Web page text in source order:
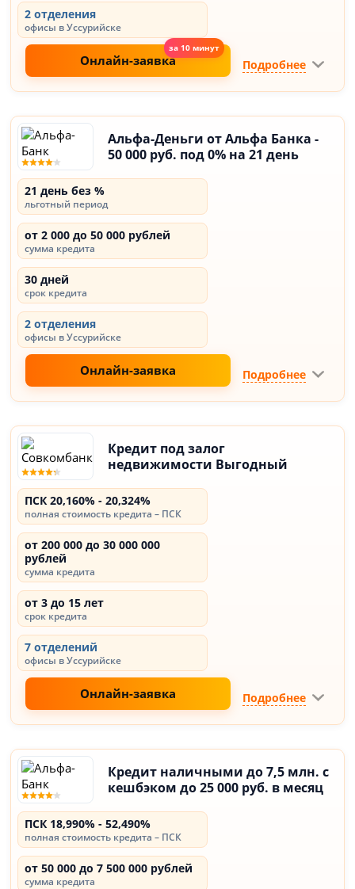
2 отделения
офисы в Уссурийске
Онлайн-заявка Подробнее
Альфа-Деньги от Альфа Банка -
50 000 руб. под 0% на 21 день
21 день без %
льготный период
от 2 000 до 50 000 рублей
сумма кредита
30 дней
срок кредита
2 отделения
офисы в Уссурийске
Онлайн-заявка Подробнее
Кредит под залог
недвижимости Выгодный
ПСК 20,160% - 20,324%
полная стоимость кредита – ПСК
от 200 000 до 30 000 000
рублей
сумма кредита
от 3 до 15 лет
срок кредита
7 отделений
офисы в Уссурийске
Онлайн-заявка Подробнее
Кредит наличными до 7,5 млн. с
кешбэком до 25 000 руб. в месяц
ПСК 18,990% - 52,490%
полная стоимость кредита – ПСК
от 50 000 до 7 500 000 рублей
сумма кредита